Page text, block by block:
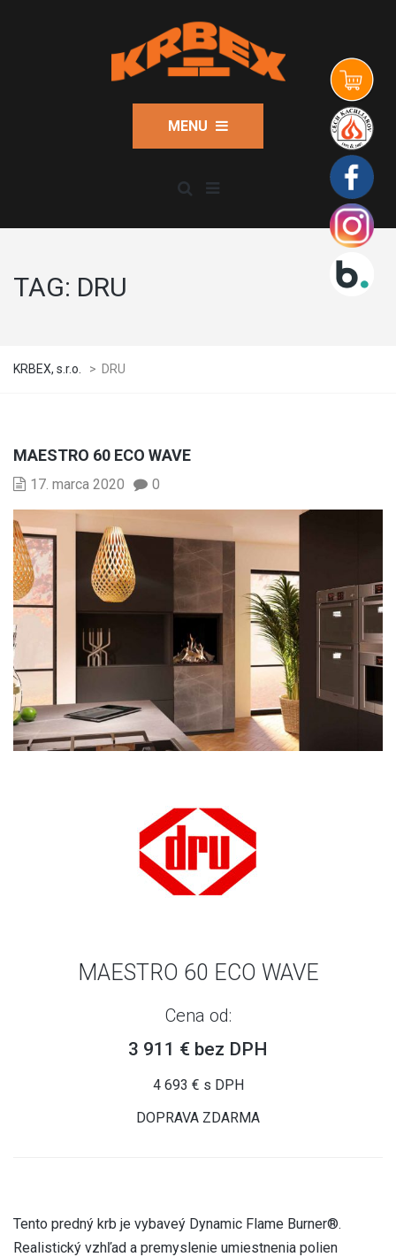
MENU
TAG: DRU
KRBEX, s.r.o. > DRU
MAESTRO 60 ECO WAVE
17. marca 2020 0
MAESTRO 60 ECO WAVE
Cena od:
3 911 € bez DPH
4 693 € s DPH
DOPRAVA ZDARMA
Tento predný krb je vybaveý Dynamic Flame Burner®.
Realistický vzhľad a premyslenie umiestnenia polien